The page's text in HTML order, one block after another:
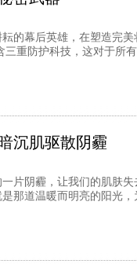
的幕后英雄，在塑造完
重防护科技，这对于所
沉肌驱散阴霾
片阴霾，让我们的肌肤
那道温暖而明亮的阳光